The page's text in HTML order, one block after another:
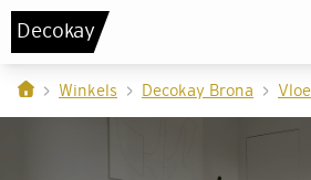
Decokay
Winkels Decokay Brona